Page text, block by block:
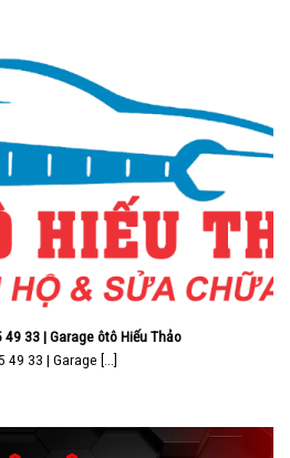
33 | Garage ôtô Hiếu Thảo
49 33 | Garage [...]